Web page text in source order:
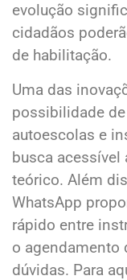
evolução
cidadãos
de habilitação.
Uma das
possibilidade
autoescolas e
busca acessível
teórico. Além
WhatsApp
rápido entre
o agendamento
dúvidas. Para